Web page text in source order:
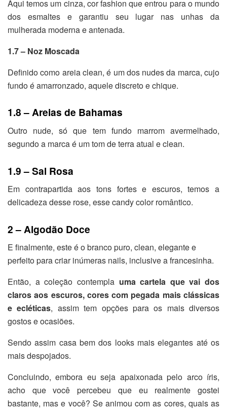
Aqui temos um cinza, cor fashion que entrou para o mundo
dos esmaltes e garantiu seu lugar nas unhas da
mulherada moderna e antenada.
1.7 – Noz Moscada
Definido como areia clean, é um dos nudes da marca, cujo
fundo é amarronzado, aquele discreto e chique.
1.8 – Areias de Bahamas
Outro nude, só que tem fundo marrom avermelhado,
segundo a marca é um tom de terra atual e clean.
1.9 – Sal Rosa
Em contrapartida aos tons fortes e escuros, temos a
delicadeza desse rose, esse candy color romântico.
2 – Algodão Doce
E finalmente, este é o branco puro, clean, elegante e
perfeito para criar inúmeras nails, inclusive a francesinha.
Então, a coleção contempla uma cartela que vai dos
claros aos escuros, cores com pegada mais clássicas
e ecléticas, assim tem opções para os mais diversos
gostos e ocasiões.
Sendo assim casa bem dos looks mais elegantes até os
mais despojados.
Concluindo, embora eu seja apaixonada pelo arco íris,
acho que você percebeu que eu realmente gostei
bastante, mas e você? Se animou com as cores, quais as